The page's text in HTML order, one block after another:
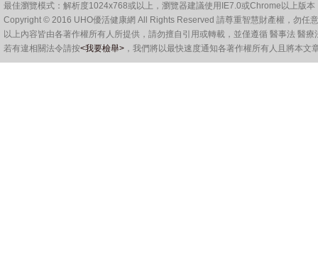
最佳瀏覽模式：解析度1024x768或以上，瀏覽器建議使用IE7.0或Chrome以上版本
Copyright © 2016 UHO優活健康網 All Rights Reserved 請尊重智慧財產權，勿任
以上內容皆由各著作權所有人所提供，請勿擅自引用或轉載，並僅遵循 醫事法 醫
若有違相關法令請按<我要檢舉> ，我們將以最快速度通知各著作權所有人且將本